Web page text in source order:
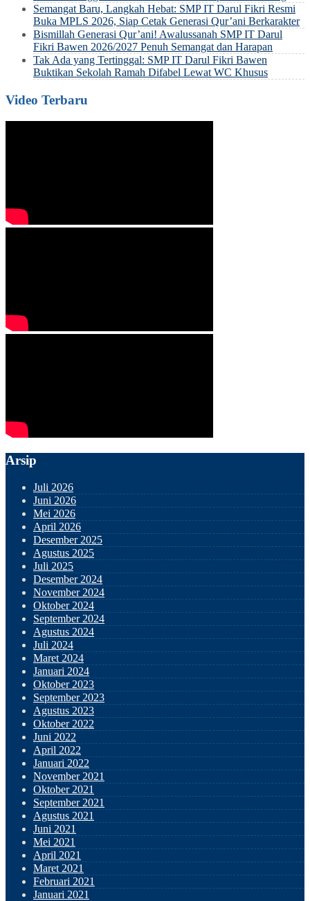
Semangat Baru, Langkah Hebat: SMP IT Darul Fikri Resmi
Buka MPLS 2026, Siap Cetak Generasi Qur’ani Berkarakter
Bismillah Generasi Qur’ani! Awalussanah SMP IT Darul
Fikri Bawen 2026/2027 Penuh Semangat dan Harapan
Tak Ada yang Tertinggal: SMP IT Darul Fikri Bawen
Buktikan Sekolah Ramah Difabel Lewat WC Khusus
Video Terbaru
Arsip
Juli 2026
Juni 2026
Mei 2026
April 2026
Desember 2025
Agustus 2025
Juli 2025
Desember 2024
November 2024
Oktober 2024
September 2024
Agustus 2024
Juli 2024
Maret 2024
Januari 2024
Oktober 2023
September 2023
Agustus 2023
Oktober 2022
Juni 2022
April 2022
Januari 2022
November 2021
Oktober 2021
September 2021
Agustus 2021
Juni 2021
Mei 2021
April 2021
Maret 2021
Februari 2021
Januari 2021